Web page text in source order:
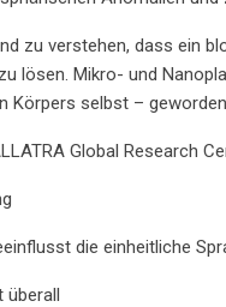
zu verstehen, dass ein
lösen. Mikro- und
Körpers selbst –
Global Research
die einheitliche
überall